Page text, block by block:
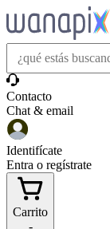
Contacto
Chat & email
Identifícate
Entra o regístrate
Carrito
-